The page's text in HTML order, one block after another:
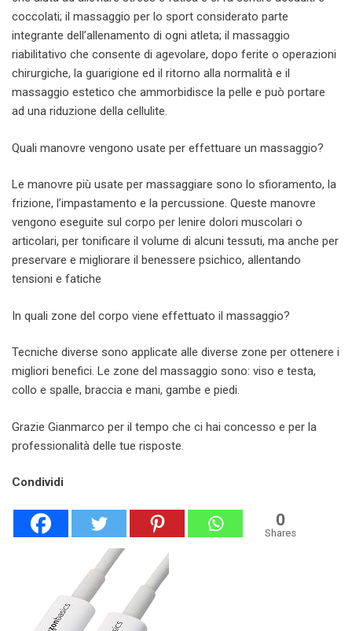
coccolati; il massaggio per lo sport considerato parte
integrante dell’allenamento di ogni atleta; il massaggio
riabilitativo che consente di agevolare, dopo ferite o operazioni
chirurgiche, la guarigione ed il ritorno alla normalità e il
massaggio estetico che ammorbidisce la pelle e può portare
ad una riduzione della cellulite.
Quali manovre vengono usate per effettuare un massaggio?
Le manovre più usate per massaggiare sono lo sfioramento, la
frizione, l’impastamento e la percussione. Queste manovre
vengono eseguite sul corpo per lenire dolori muscolari o
articolari, per tonificare il volume di alcuni tessuti, ma anche per
preservare e migliorare il benessere psichico, allentando
tensioni e fatiche
In quali zone del corpo viene effettuato il massaggio?
Tecniche diverse sono applicate alle diverse zone per ottenere i
migliori benefici. Le zone del massaggio sono: viso e testa,
collo e spalle, braccia e mani, gambe e piedi.
Grazie Gianmarco per il tempo che ci hai concesso e per la
professionalità delle tue risposte.
Condividi
0
Shares